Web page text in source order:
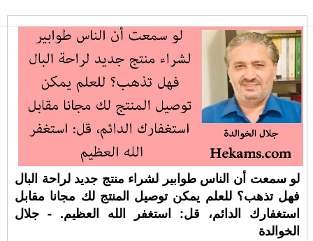
لو سمعت أن الناس طوابير لشراء منتج جديد لراحة البال
فهل تذهب؟ للعلم يمكن توصيل المنتج لك مجانا مقابل
استغفارك الدائم، قل: استغفر الله العظيم. - جلال
الخوالدة